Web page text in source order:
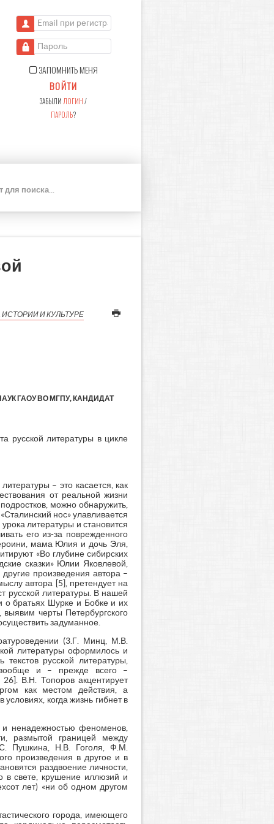
Email при регистрации
Пароль
ЗАПОМНИТЬ МЕНЯ
ВОЙТИ
ЗАБЫЛИ ЛОГИН/
ПАРОЛЬ?
К
И КУЛЬТУРЕ
ГАОУ ВО МГПУ, КАНДИДАТ
русской литературы в цикле
– это касается, как
от реальной жизни
можно обнаружить,
нос» улавливается
литературы и становится
его из-за поврежденного
мама Юлия и дочь Эля,
«Во глубине сибирских
сказки» Юлии Яковлевой,
произведения автора –
автора [5], претендует на
русской литературы. В нашей
о братьях Шурке и Бобке и их
черты Петербургского
задуманное.
(3.Г. Минц, М.В.
литературы оформилось и
русской литературы,
вообще и – прежде всего –
В.Н. Топоров акцентирует
как местом действия, а
когда жизнь гибнет в
и ненадежностью феноменов,
размытой границей между
Пушкина, Н.В. Гоголя, Ф.М.
произведения в другое и в
раздвоение личности,
в свете, крушение иллюзий и
лет) «ни об одном другом
города, имеющего